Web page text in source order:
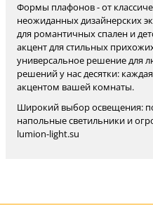
Формы плафонов - от
неожиданных дизайнерских
для романтичных спален и
акцент для стильных
универсальное решение для
решений у нас десятки:
акцентом вашей комнаты.
Широкий выбор освещения:
напольные светильники и
lumion-light.su